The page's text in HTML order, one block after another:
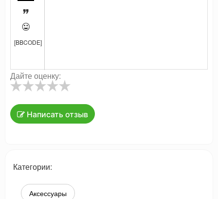


[BBCODE]
Дайте оценку:
Написать отзыв
Категории:
Аксессуары